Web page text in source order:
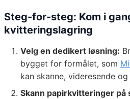
Steg-for-steg: Kom i
kvitteringslagring
Velg en dedikert løsning:
bygget for formålet, som
kan skanne, videresende
Skann papirkvitteringer på